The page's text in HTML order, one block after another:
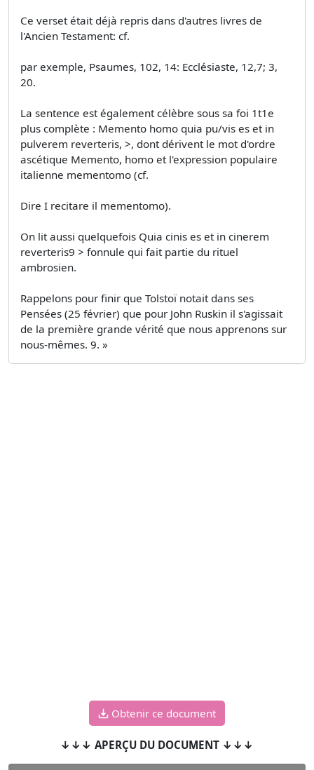
Ce verset était déjà repris dans d'autres livres de
l'Ancien Testament: cf.
par exemple, Psaumes, 102, 14: Ecclésiaste, 12,7; 3,
20.
La sentence est également célèbre sous sa foi 1t1e
plus complète : Memento homo quia pu/vis es et in
pulverem reverteris, >, dont dérivent le mot d'ordre
ascétique Memento, homo et l'expression populaire
italienne mementomo (cf.
Dire I recitare il mementomo).
On lit aussi quelquefois Quia cinis es et in cinerem
reverteris9 > fonnule qui fait partie du rituel
ambrosien.
Rappelons pour finir que Tolstoï notait dans ses
Pensées (25 février) que pour John Ruskin il s'agissait
de la première grande vérité que nous apprenons sur
nous-mêmes. 9. »
Obtenir ce document
↓↓↓ APERÇU DU DOCUMENT ↓↓↓